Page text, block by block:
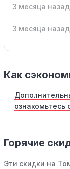
3 месяца назад
3 месяца назад
Как
ознакомьтесь
Горячие
Эти скидки на